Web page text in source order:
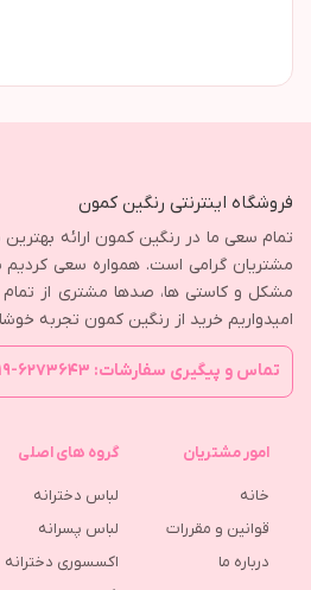
فروشگاه اینترنتی رنگین کمون
تمام سعی ما در رنگین کمون ارائه
مشتریان گرامی است. همواره سعی
مشکل و کاستی ها، صدها مشتری از تمام
امیدواریم خرید از رنگین کمون تجربه
تماس و پیگیری سفارشات: ۶۲۷۳۶۴۳-۰۹۱۹
امور مشتریان
خانه
قوانین و مقررات
درباره ما
گروه های اصلی
لباس دخترانه
لباس پسرانه
اکسسوری دخترانه